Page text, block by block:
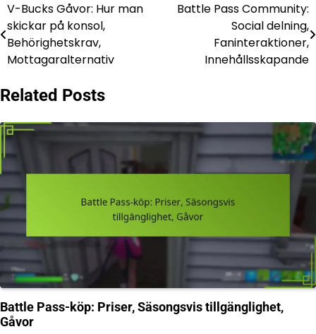
Post
navigation
V-Bucks Gåvor: Hur man
skickar på konsol,
Behörighetskrav,
Mottagaralternativ
Battle Pass Community:
Social delning,
Faninteraktioner,
Innehållsskapande
Related Posts
Battle Pass-köp: Priser, Säsongsvis tillgänglighet,
Gåvor